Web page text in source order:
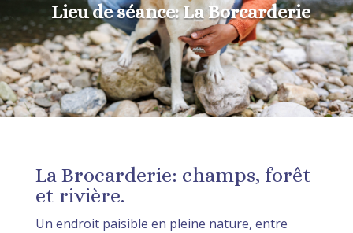
Lieu de séance: La Borcarderie
La Brocarderie: champs, forêt
et rivière.
Un endroit paisible en pleine nature, entre